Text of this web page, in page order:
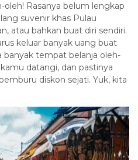
Rasanya belum lengkap
suvenir khas Pulau
atau bahkan buat diri sendiri.
keluar banyak uang buat
banyak tempat belanja oleh-
datangi, dan pastinya
diskon sejati. Yuk, kita